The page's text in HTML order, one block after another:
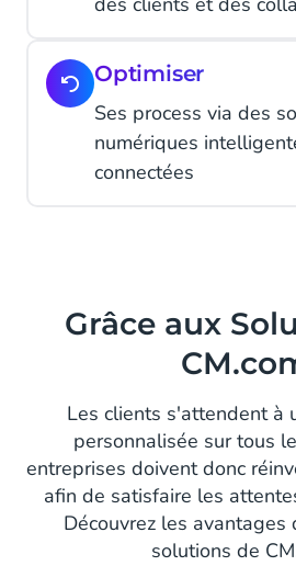
Optimiser
Ses process via des
numériques
connectées
Grâce aux
Les clients s'attendent à
personnalisée sur tous
entreprises doivent donc
afin de satisfaire les
Découvrez les
solutions de